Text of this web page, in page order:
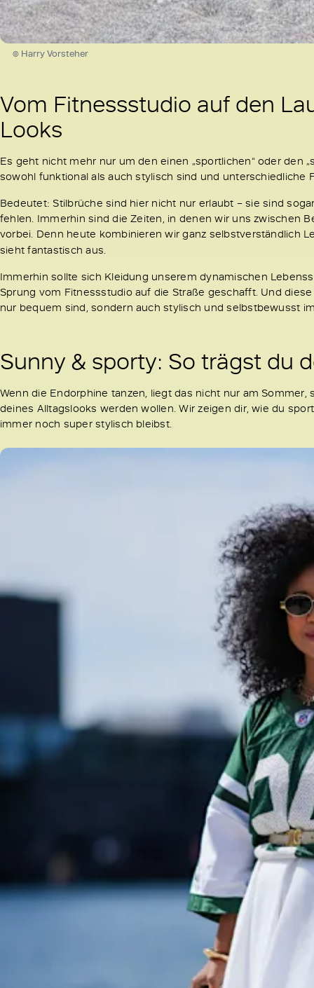
© Harry Vorsteher
Vom Fitnessstudio auf den
Looks
Es geht nicht mehr nur um den einen „sportlichen“ oder den
sowohl funktional als auch stylisch sind und unterschiedliche
Bedeutet: Stilbrüche sind hier nicht nur erlaubt – sie sind
fehlen. Immerhin sind die Zeiten, in denen wir uns zwischen
vorbei. Denn heute kombinieren wir ganz selbstverständlich
sieht fantastisch aus.
Immerhin sollte sich Kleidung unserem dynamischen
Sprung vom Fitnessstudio auf die Straße geschafft. Und
nur bequem sind, sondern auch stylisch und selbstbewusst
Sunny & sporty: So trägst du
Wenn die Endorphine tanzen, liegt das nicht nur am
deines Alltagslooks werden wollen. Wir zeigen dir, wie du
immer noch super stylisch bleibst.